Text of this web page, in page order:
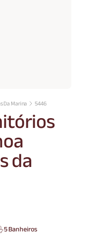
Da Marina 5446
da
5 Banheiros